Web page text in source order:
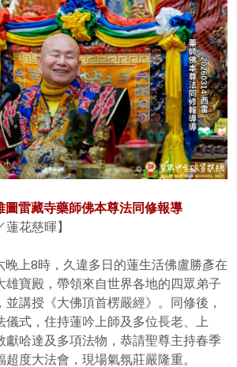
圖雷藏寺藥師佛本尊法同修報導
蓮花慈暉】
晚上8時，久違多日的蓮生活佛盧勝彥在
雄寶殿，帶領來自世界各地的四眾弟子
講授《大佛頂首楞嚴經》。同修後，
儀式，住持蓮吟上師及多位長老、上
獻哈達及多項法物，恭請聖尊主持春季
度大法會，現場氣氛莊嚴隆重。